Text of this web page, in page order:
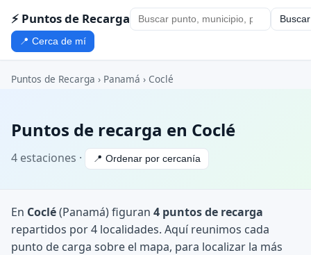
⚡ Puntos de Recarga Buscar
📍 Cerca de mí
Puntos de Recarga › Panamá › Coclé
Puntos de recarga en Coclé
4 estaciones · 📍 Ordenar por cercanía
En Coclé(Panamá) figuran 4 puntos de recarga
repartidos por 4 localidades. Aquí reunimos cada
punto de carga sobre el mapa, para localizar la más